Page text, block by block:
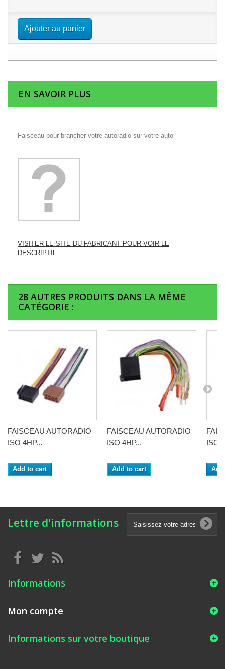
Ajouter au panier
EN SAVOIR PLUS
Faisceau pour brancher votre autoradio sur votre auto
VISITER LE SITE DU FABRICANT POUR VOIR LE
DESCRIPTIF
28 AUTRES PRODUITS DANS LA MÊME
CATÉGORIE :
FAISCEAU AUTORADIO
ISO 4HP...
Add to cart
FAISCEAU AUTORADIO
ISO 4HP...
Add to cart
ISO
Lettre d'informations
Informations
Mon compte
Informations sur votre boutique